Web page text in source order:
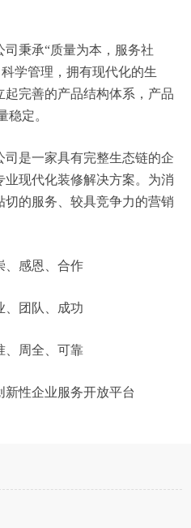
秉承“质量为本，服务社
学管理，拥有现代化的生
完善的产品结构体系，产品
稳定。
是一家具有完整生态链的企
现代化装修解决方案。为消
的服务、较具竞争力的营销
、感恩、合作
、团队、成功
、周全、可靠
性企业服务开放平台